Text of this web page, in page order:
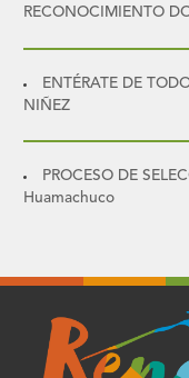
RECONOCIMIENTO
ENTÉRATE DE
NIÑEZ
PROCESO DE
Huamachuco